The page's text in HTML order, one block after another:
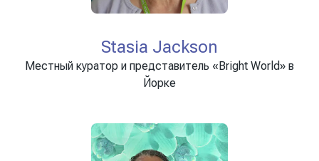
Stasia Jackson
Местный куратор и представитель «Bright World» в
Йорке